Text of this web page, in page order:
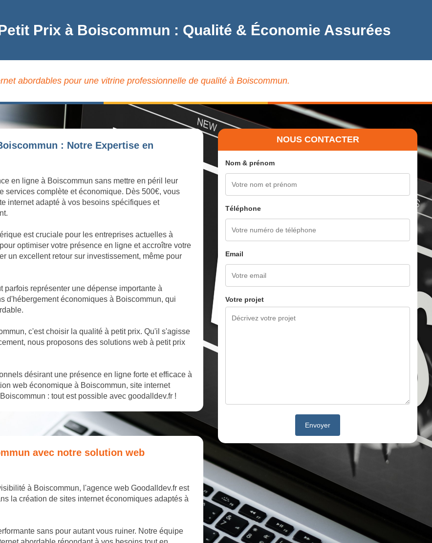
Prix à Boiscommun : Qualité & Économie Assurées
abordables pour une vitrine professionnelle de qualité à Boiscommun.
: Notre Expertise en
en ligne à Boiscommun sans mettre en péril leur
services complète et économique. Dès 500€, vous
internet adapté à vos besoins spécifiques et
est cruciale pour les entreprises actuelles à
optimiser votre présence en ligne et accroître votre
un excellent retour sur investissement, même pour
représenter une dépense importante à
d'hébergement économiques à Boiscommun, qui
c'est choisir la qualité à petit prix. Qu'il s'agisse
nous proposons des solutions web à petit prix
désirant une présence en ligne forte et efficace à
web économique à Boiscommun, site internet
: tout est possible avec goodalldev.fr !
avec notre solution web
à Boiscommun, l'agence web Goodalldev.fr est
la création de sites internet économiques adaptés à
sans pour autant vous ruiner. Notre équipe
NOUS CONTACTER
Nom & prénom
Téléphone
Email
Votre projet